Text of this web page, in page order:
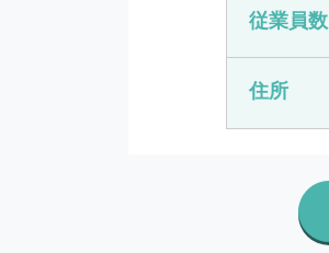
従業員数
住所